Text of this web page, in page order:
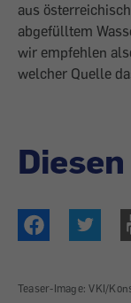
aus
abgefülltem
wir empfehlen
welcher Quelle
Teaser-Image: VKI/